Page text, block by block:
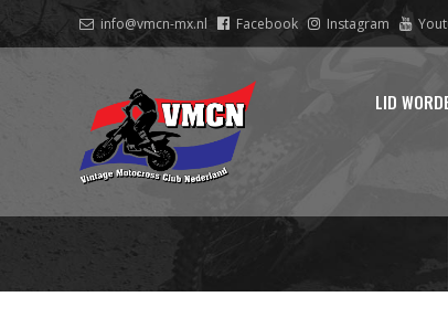
info@vmcn-mx.nl Facebook Instagram
LID